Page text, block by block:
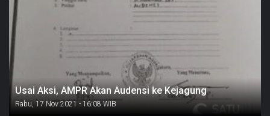
Usai Aksi, AMPR Akan Audensi ke Kejagung
Rabu, 17 Nov 2021 - 16:08 WIB